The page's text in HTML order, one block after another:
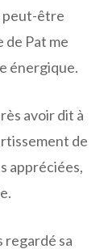
peut-être
de Pat me
énergique.
avoir dit à
de
appréciées,
regardé sa